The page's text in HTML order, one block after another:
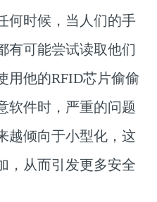
何时候，当人们的手
有可能尝试读取他们
用他的RFID芯片偷偷
软件时，严重的问题
越倾向于小型化，这
，从而引发更多安全